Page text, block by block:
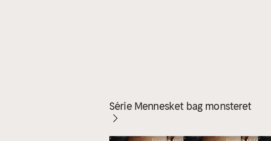
Série Mennesket bag monsteret